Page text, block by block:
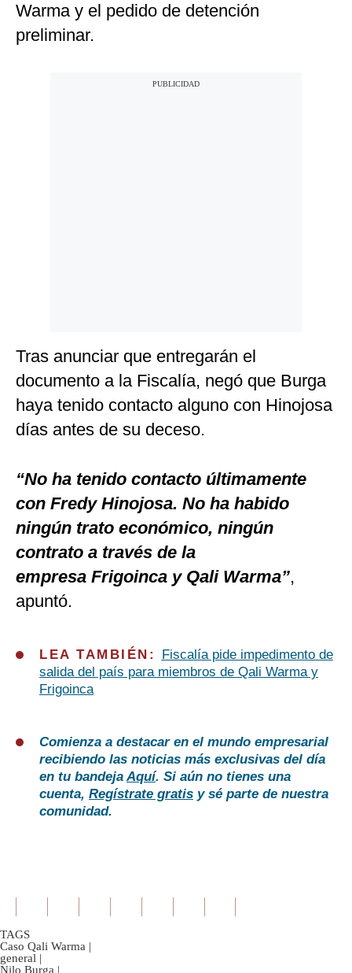
Warma y el pedido de detención
preliminar.
Tras anunciar que entregarán el
documento a la Fiscalía, negó que Burga
haya tenido contacto alguno con Hinojosa
días antes de su deceso.
“No ha tenido contacto últimamente
con Fredy Hinojosa. No ha habido
ningún trato económico, ningún
contrato a través de la
empresa Frigoinca y Qali Warma”,
apuntó.
LEA TAMBIÉN:
Fiscalía pide impedimento de
salida del país para miembros de Qali Warma y
Frigoinca
Comienza a destacar en el mundo empresarial
recibiendo las noticias más exclusivas del día
en tu bandejaAquí. Si aún no tienes una
cuenta, Regístrate gratis y sé parte de nuestra
comunidad.
TAGS
Caso Qali Warma |
general |
Nilo Burga |